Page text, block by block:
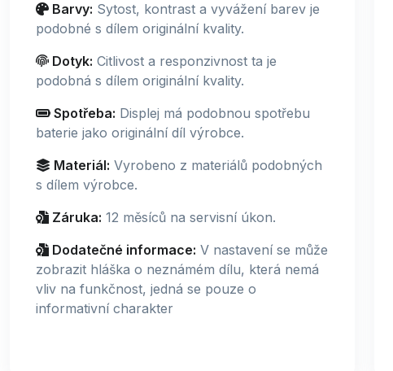
Barvy: Sytost, kontrast a vyvážení barev je
podobné s dílem originální kvality.
Dotyk: Citlivost a responzivnost ta je
podobná s dílem originální kvality.
Spotřeba: Displej má podobnou spotřebu
baterie jako originální díl výrobce.
Materiál: Vyrobeno z materiálů podobných
s dílem výrobce.
Záruka: 12 měsíců na servisní úkon.
Dodatečné informace: V nastavení se může
zobrazit hláška o neznámém dílu, která nemá
vliv na funkčnost, jedná se pouze o
informativní charakter